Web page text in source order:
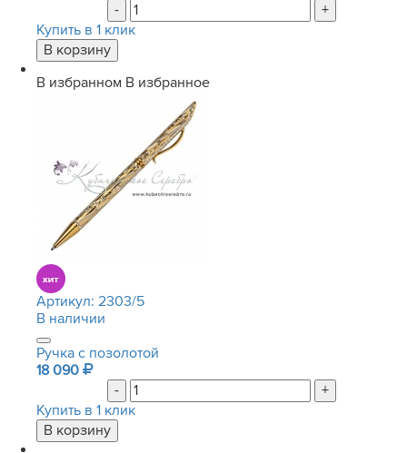
-
+
Купить в 1 клик
В избранном В избранное
Артикул: 2303/5
В наличии
Ручка с позолотой
18 090
-
+
Купить в 1 клик